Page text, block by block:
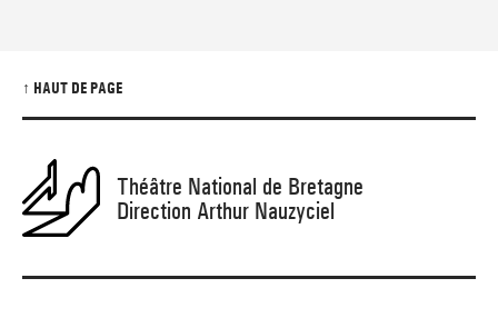
↑ HAUT DE PAGE
Théâtre National de Bretagne
Direction Arthur Nauzyciel